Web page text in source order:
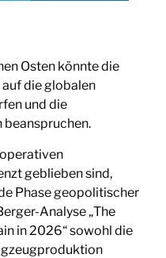
Osten könnte die
die globalen
und die
geblieben sind,
Phase geopolitischer
Analyse „The
in 2026“ sowohl die